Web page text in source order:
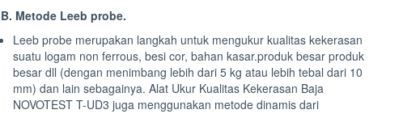
B. Metode Leeb probe.
Leeb probe merupakan langkah untuk mengukur kualitas kekerasan
suatu logam non ferrous, besi cor, bahan kasar.produk besar produk
besar dll (dengan menimbang lebih dari 5 kg atau lebih tebal dari 10
mm) dan lain sebagainya. Alat Ukur Kualitas Kekerasan Baja
NOVOTEST T-UD3 juga menggunakan metode dinamis dari